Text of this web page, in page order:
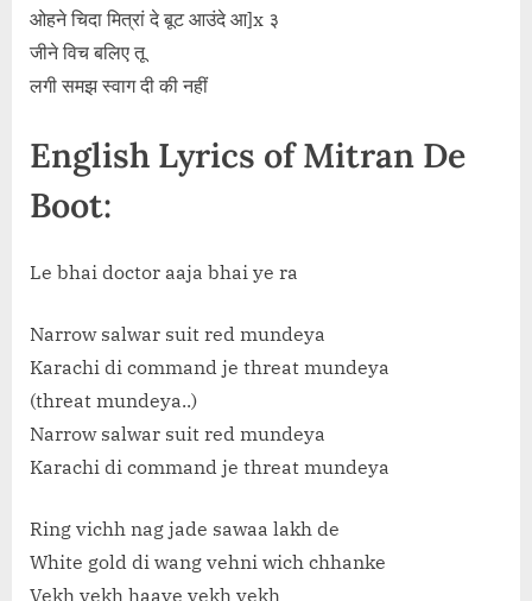
ओहने चिदा मित्रां दे बूट आउंदे आ]x ३
जीने विच बलिए तू
लगी समझ स्वाग दी की नहीं
English Lyrics of Mitran De
Boot:
Le bhai doctor aaja bhai ye ra
Narrow salwar suit red mundeya
Karachi di command je threat mundeya
(threat mundeya..)
Narrow salwar suit red mundeya
Karachi di command je threat mundeya
Ring vichh nag jade sawaa lakh de
White gold di wang vehni wich chhanke
Vekh vekh haaye vekh vekh